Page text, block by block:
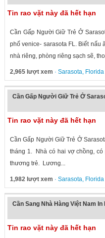
Tin rao vặt này đã hết hạn
Cần Gấp Người Giữ Trẻ Ở
phố venice- sarasota FL. Biết nấu
nhà riêng, phòng riêng sạch sẽ,
2,965 lượt xem · Sarasota, Florida
Cần Gấp Người Giữ Trẻ Ở
Tin rao vặt này đã hết hạn
Cần Gấp Người Giữ Trẻ Ở
tháng 1. Nhà có hai vợ chồng,
thương trẻ. Lương...
1,982 lượt xem · Sarasota, Florida
Cần Sang Nhà Hàng Việt Nam
Tin rao vặt này đã hết hạn